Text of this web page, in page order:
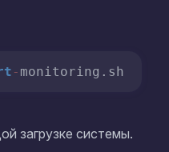
- monitoring.sh
загрузке системы.